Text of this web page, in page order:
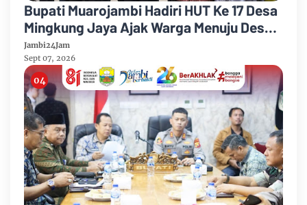
Bupati Muarojambi Hadiri HUT Ke 17 Desa
Mingkung Jaya Ajak Warga Menuju Desa
Mandiri 2026
Jambi24Jam
Sept 07, 2026